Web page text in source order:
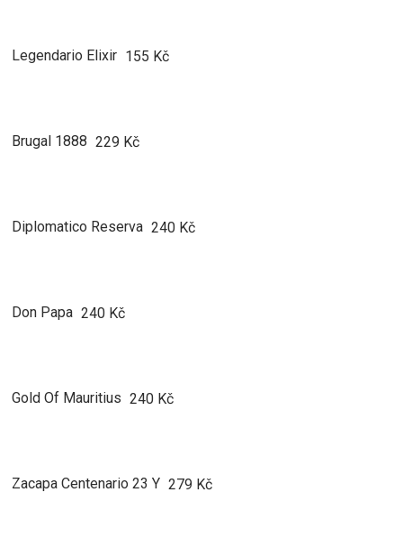
Legendario Elixir 155 Kč
Brugal 1888 229 Kč
Diplomatico Reserva 240 Kč
Don Papa 240 Kč
Gold Of Mauritius 240 Kč
Zacapa Centenario 23 Y 279 Kč